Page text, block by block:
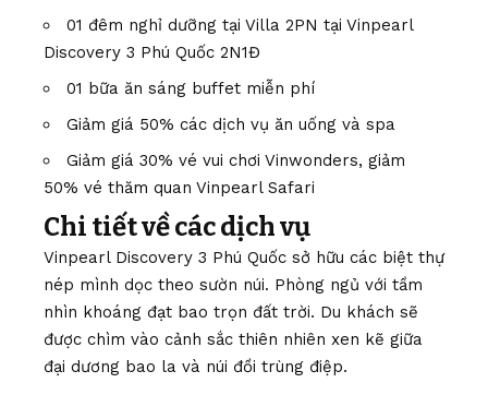
01 đêm nghỉ dưỡng tại Villa 2PN tại Vinpearl
Discovery 3 Phú Quốc 2N1Đ
01 bữa ăn sáng buffet miễn phí
Giảm giá 50% các dịch vụ ăn uống và spa
Giảm giá 30% vé vui chơi Vinwonders, giảm
50% vé thăm quan Vinpearl Safari
Chi tiết về các dịch vụ
Vinpearl Discovery 3 Phú Quốc sở hữu các biệt thự
nép mình dọc theo sườn núi. Phòng ngủ với tầm
nhìn khoáng đạt bao trọn đất trời. Du khách sẽ
được chìm vào cảnh sắc thiên nhiên xen kẽ giữa
đại dương bao la và núi đồi trùng điệp.